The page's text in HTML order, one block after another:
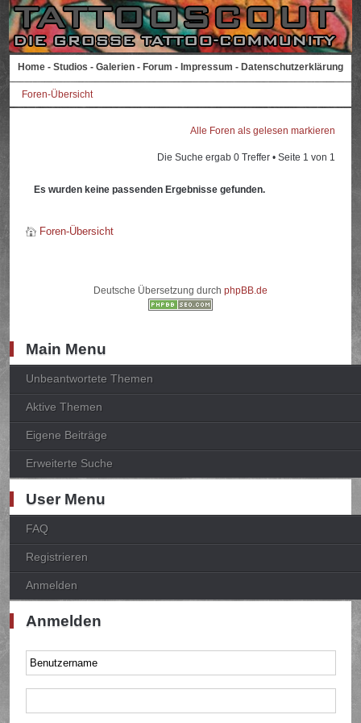
Home - Studios - Galerien - Forum - Impressum - Datenschutzerklärung
Foren-Übersicht
Alle Foren als gelesen markieren
Die Suche ergab 0 Treffer • Seite 1 von 1
Es wurden keine passenden Ergebnisse gefunden.
Foren-Übersicht
Deutsche Übersetzung durch phpBB.de
Main Menu
Unbeantwortete Themen
Aktive Themen
Eigene Beiträge
Erweiterte Suche
User Menu
FAQ
Registrieren
Anmelden
Anmelden